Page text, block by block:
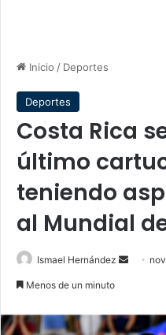
Inicio / Deportes
Deportes
Costa Rica
último
teniendo
al Mundial
Ismael Hernández
Send
Menos de un minuto